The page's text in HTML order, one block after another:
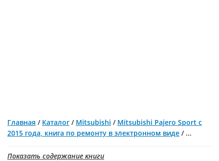
Главная / Каталог / Mitsubishi / Mitsubishi Pajero Sport с
2015 года, книга по ремонту в электронном виде / ...
Показать содержание книги